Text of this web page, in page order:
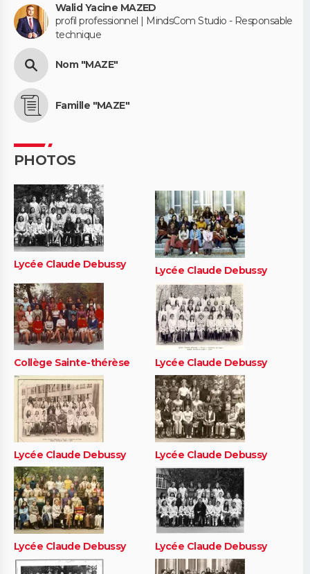
Walid Yacine MAZED
profil professionnel | MindsCom Studio - Responsable
technique
Nom "MAZE"
Famille "MAZE"
PHOTOS
Lycée Claude Debussy Lycée Claude Debussy
Collège Sainte-thérèse Lycée Claude Debussy
Lycée Claude Debussy Lycée Claude Debussy
Lycée Claude Debussy Lycée Claude Debussy